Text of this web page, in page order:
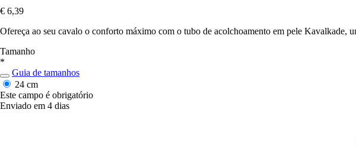
€ 6,39
Ofereça ao seu cavalo o conforto máximo com o tubo de acolchoamento em pele Kavalkade,
Tamanho
*
Guia de tamanhos
24 cm
Este campo é obrigatório
Enviado em 4 dias